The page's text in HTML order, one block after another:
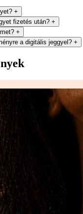
+
fizetés után? +
+
a digitális jeggyel? +